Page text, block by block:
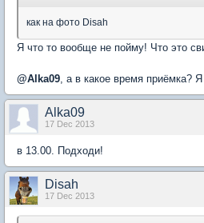
как на фото Disah
Я что то вообще не пойму! Что это
@Alka09, а в какое время приёмка?
Alka09
17 Dec 2013
в 13.00. Подходи!
Disah
17 Dec 2013